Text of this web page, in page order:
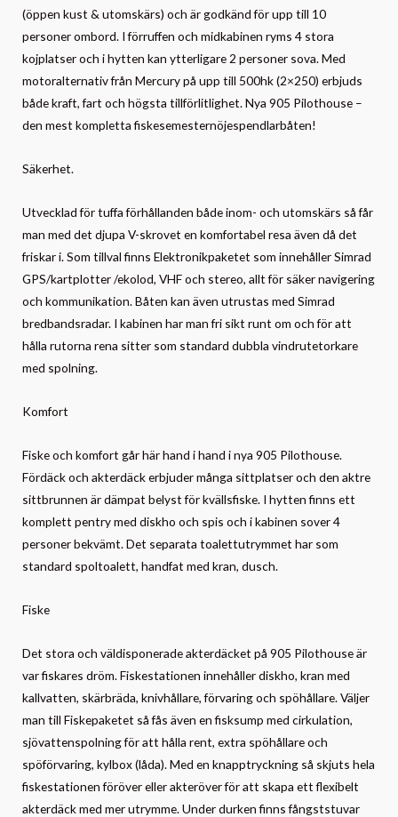
(öppen kust & utomskärs) och är godkänd för upp till 10
personer ombord. I förruffen och midkabinen ryms 4 stora
kojplatser och i hytten kan ytterligare 2 personer sova. Med
motoralternativ från Mercury på upp till 500hk (2×250) erbjuds
både kraft, fart och högsta tillförlitlighet. Nya 905 Pilothouse –
den mest kompletta fiskesemesternöjespendlarbåten!
Säkerhet.
Utvecklad för tuffa förhållanden både inom- och utomskärs så får
man med det djupa V-skrovet en komfortabel resa även då det
friskar i. Som tillval finns Elektronikpaketet som innehåller Simrad
GPS/kartplotter /ekolod, VHF och stereo, allt för säker navigering
och kommunikation. Båten kan även utrustas med Simrad
bredbandsradar. I kabinen har man fri sikt runt om och för att
hålla rutorna rena sitter som standard dubbla vindrutetorkare
med spolning.
Komfort
Fiske och komfort går här hand i hand i nya 905 Pilothouse.
Fördäck och akterdäck erbjuder många sittplatser och den aktre
sittbrunnen är dämpat belyst för kvällsfiske. I hytten finns ett
komplett pentry med diskho och spis och i kabinen sover 4
personer bekvämt. Det separata toalettutrymmet har som
standard spoltoalett, handfat med kran, dusch.
Fiske
Det stora och väldisponerade akterdäcket på 905 Pilothouse är
var fiskares dröm. Fiskestationen innehåller diskho, kran med
kallvatten, skärbräda, knivhållare, förvaring och spöhållare. Väljer
man till Fiskepaketet så fås även en fisksump med cirkulation,
sjövattenspolning för att hålla rent, extra spöhållare och
spöförvaring, kylbox (låda). Med en knapptryckning så skjuts hela
fiskestationen föröver eller akteröver för att skapa ett flexibelt
akterdäck med mer utrymme. Under durken finns fångststuvar